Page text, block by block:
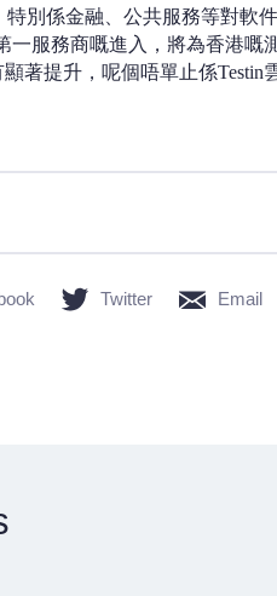
別係金融、公共服務等對軟
一服務商嘅進入，將為香港
著提升，呢個唔單止係
Twitter Email